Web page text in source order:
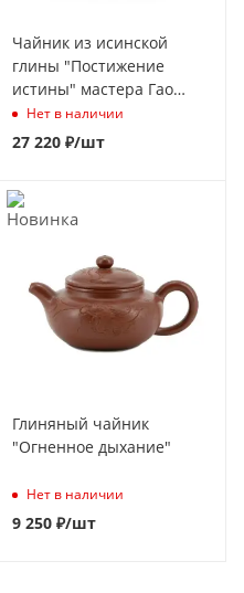
Чайник из исинской
глины "Постижение
истины" мастера Гао
Вэньи 140мл
Нет в наличии
27 220 ₽/шт
Глиняный чайник
"Огненное дыхание"
Нет в наличии
9 250 ₽/шт